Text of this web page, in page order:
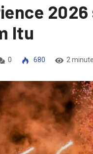
2026
Itu
0 680 2